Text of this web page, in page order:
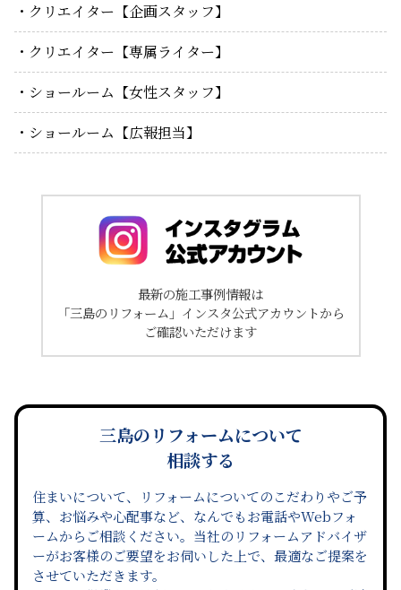
クリエイター【企画スタッフ】
クリエイター【専属ライター】
ショールーム【女性スタッフ】
ショールーム【広報担当】
最新の施工事例情報は
「三島のリフォーム」インスタ公式アカウントから
ご確認いただけます
三島のリフォームについて
相談する
住まいについて、リフォームについてのこだわりやご予
算、お悩みや心配事など、なんでもお電話やWebフォ
ームからご相談ください。当社のリフォームアドバイザ
ーがお客様のご要望をお伺いした上で、最適なご提案を
させていただきます。